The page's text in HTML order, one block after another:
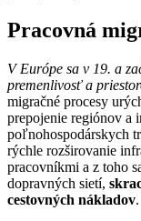
Pracovná
V Európe sa v 19. a
premenlivosť a
migračné procesy
prepojenie regiónov a
poľnohospodárskych
rýchle rozširovanie
pracovníkmi a z toho
dopravných sietí,
cestovných nákladov.